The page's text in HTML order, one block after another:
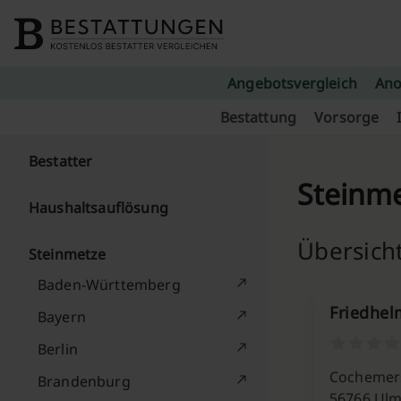
Angebotsvergleich
Bestattung
Vorsorge
Bestatter
Haushaltsauflösung
Steinmetze
Baden-Württemberg
Bayern
Berlin
Brandenburg